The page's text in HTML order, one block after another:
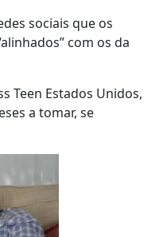
sociais que os
com os da
Teen Estados Unidos,
a tomar, se